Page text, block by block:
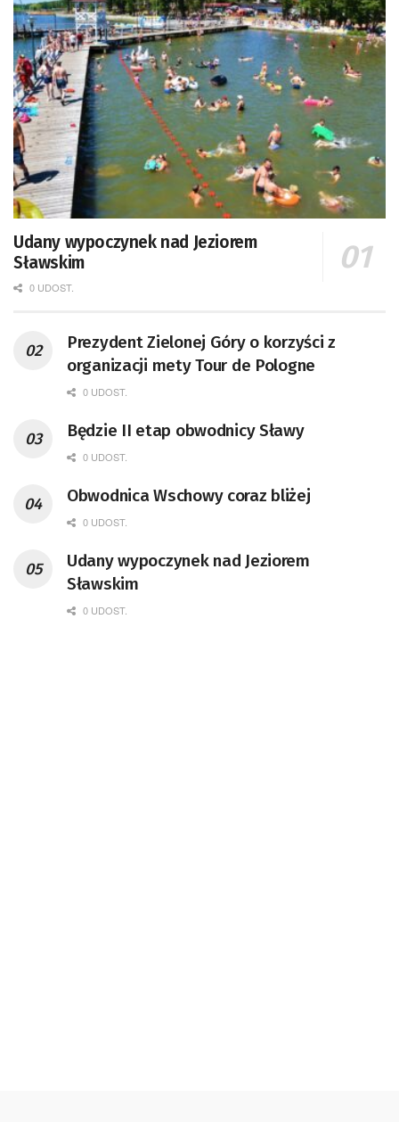
Udany wypoczynek nad Jeziorem
Sławskim
0 UDOST.
Prezydent Zielonej Góry o korzyści z
organizacji mety Tour de Pologne
0 UDOST.
Będzie II etap obwodnicy Sławy
0 UDOST.
Obwodnica Wschowy coraz bliżej
0 UDOST.
Udany wypoczynek nad Jeziorem
Sławskim
0 UDOST.